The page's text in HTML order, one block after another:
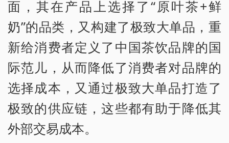
面，其在产品上选择了“原叶茶+鲜
奶”的品类，又构建了极致大单品，重
新给消费者定义了中国茶饮品牌的国
际范儿，从而降低了消费者对品牌的
选择成本，又通过极致大单品打造了
极致的供应链，这些都有助于降低其
外部交易成本。